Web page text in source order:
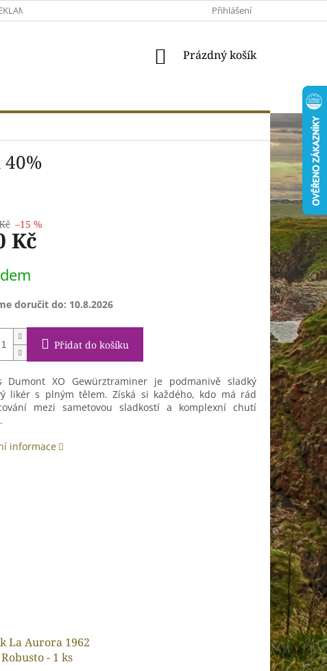
A VRÁCENÍ VŠEOBECNÉ OBCHODNÍ
Přihlášení
NÁKUPNÍ
Prázdný košík
–15 %
Kč
doručit do: 10.8.2026
Přidat do košíku
Dumont XO Gewürztraminer je podmanivě sladký
likér s plným tělem. Získá si každého, kdo má rád
mezi sametovou sladkostí a komplexní chutí
informace
La Aurora 1962
- 1 ks